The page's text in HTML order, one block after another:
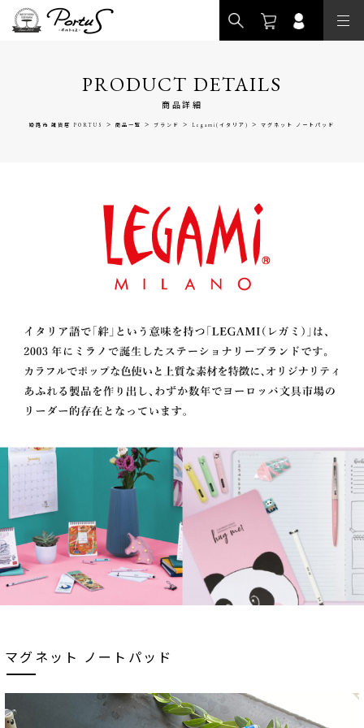
PRODUCT DETAILS
商品詳細
姫路市 雑貨店 PORTUS > 商品一覧 > ブランド > Legami(イタリア) > マグネット ノートパッド
マグネット ノートパッド